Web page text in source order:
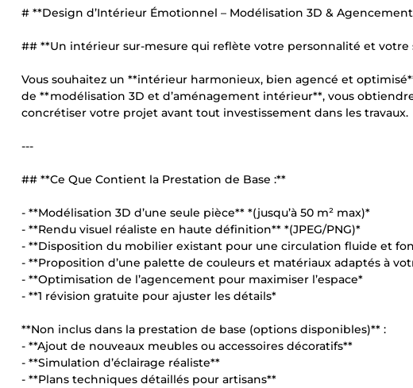
# **Design d’Intérieur Émotionnel – Modélisation 3D &
## **Un intérieur sur-mesure qui reflète votre personnalité et votre
Vous souhaitez un **intérieur harmonieux, bien agencé et
de **modélisation 3D et d’aménagement intérieur**, vous
concrétiser votre projet avant tout investissement dans les travaux.
---
## **Ce Que Contient la Prestation de Base :**
- **Modélisation 3D d’une seule pièce** *(jusqu’à 50 m² max)*
- **Rendu visuel réaliste en haute définition** *(JPEG/PNG)*
- **Disposition du mobilier existant pour une circulation fluide et
- **Proposition d’une palette de couleurs et matériaux adaptés à
- **Optimisation de l’agencement pour maximiser l’espace*
- **1 révision gratuite pour ajuster les détails*
**Non inclus dans la prestation de base (options disponibles)** :
- **Ajout de nouveaux meubles ou accessoires décoratifs**
- **Simulation d’éclairage réaliste**
- **Plans techniques détaillés pour artisans**